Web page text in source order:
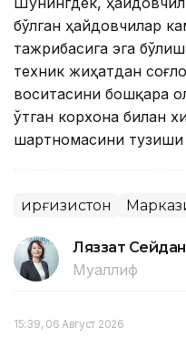
бўлган ҳайдовчилар
тажрибасига эга
техник жиҳатдан
воситасини бошқара
ўтган корхона билан
шартномасини тузиши
Қирғизистон
Ляззат
Муаллиф
15:39, 06 Август 2026